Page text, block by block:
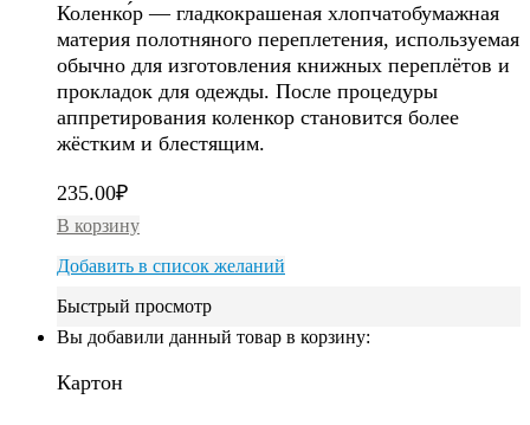
Коленко́р — гладкокрашеная хлопчатобумажная
материя полотняного переплетения, используемая
обычно для изготовления книжных переплётов и
прокладок для одежды. После процедуры
аппретирования коленкор становится более
жёстким и блестящим.
235.00₽
В корзину
Добавить в список желаний
Быстрый просмотр
Вы добавили данный товар в корзину:
Картон